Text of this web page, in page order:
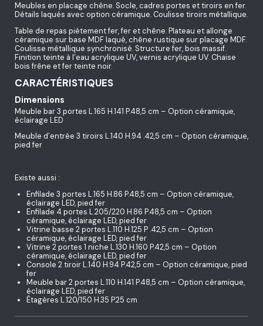
Meubles en placage chêne. Socle, cadres portes et tiroirs en fer.
Détails laqués avec option céramique. Coulisse tiroirs métallique.
Table de repas piètement fer, fer et chêne. Plateau et allonge
céramique sur base MDF laqué, chêne rustique sur placage MDF.
Coulisse métallique synchronisé. Structure fer, bois massif.
Finition teinte à l’eau acrylique UV, vernis acrylique UV. Chaise
bois frêne et fer teinte noir.
CARACTÉRISTIQUES
Dimensions
Meuble bar 3 portes L.165 H.141 P.48,5 cm – Option céramique,
éclairage LED
Meuble d’entrée 3 tiroirs L.140 H.94 .42,5 cm – Option céramique,
pied fer
Existe aussi :
Enfilade 3 portes L.165 H.86 P.48,5 cm – Option céramique,
éclairage LED, pied fer
Enfilade 4 portes L.205/220 H.86 P.48,5 cm – Option
céramique, éclairage LED, pied fer
Vitrine basse 2 portes L.110 H.125 P .42,5 cm – Option
céramique, éclairage LED, pied fer
Vitrine 2 portes 1 niche L.130 H.160 P.42,5 cm – Option
céramique, éclairage LED, pied fer
Console 2 tiroir L.140 H.94 P.42,5 cm – Option céramique, pied
fer
Meuble bar 2 portes L.110 H.141 P.48,5 cm – Option céramique,
éclairage LED, pied fer
Étagères L.120/150 H.35 P.25 cm